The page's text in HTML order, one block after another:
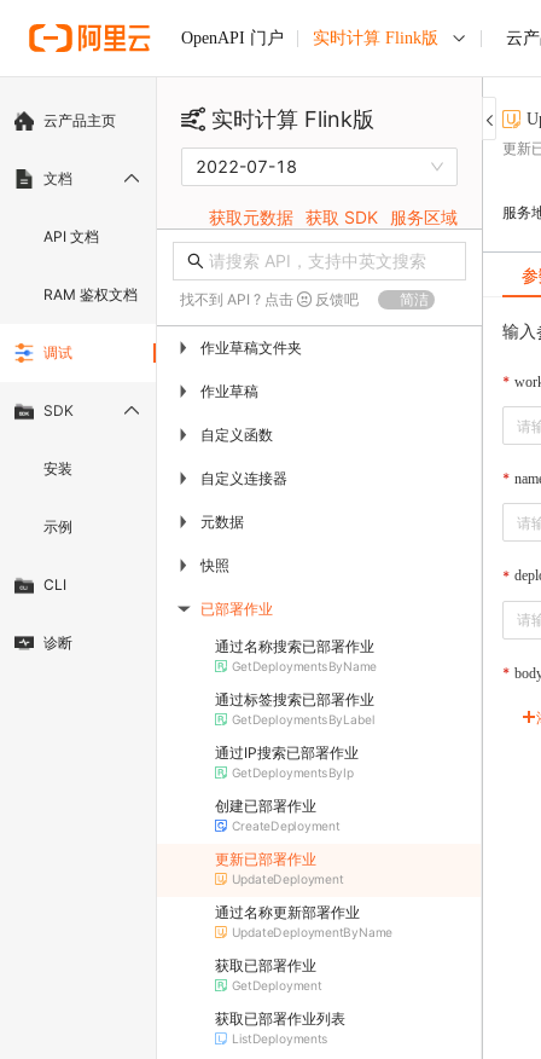
OpenAPI 门户 实时计算 Flink版 云
云产品主页
文档
API 文档
RAM 鉴权文档
调试
SDK
安装
示例
CLI
诊断
实时计算 Flink版
2022-07-18
获取元数据 获取 SDK 服务区域
找不到 API ? 点击 反馈吧 简洁
▶ 作业草稿文件夹
▶ 作业草稿
▶ 自定义函数
▶ 自定义连接器
▶ 元数据
▶ 快照
▶ 已部署作业
通过名称搜索已部署作业
GetDeploymentsByName
通过标签搜索已部署作业
GetDeploymentsByLabel
通过IP搜索已部署作业
GetDeploymentsByIp
创建已部署作业
CreateDeployment
更新已部署作业
UpdateDeployment
通过名称更新部署作业
UpdateDeploymentByName
获取已部署作业
GetDeployment
获取已部署作业列表
ListDeployments
更新
服务
输入